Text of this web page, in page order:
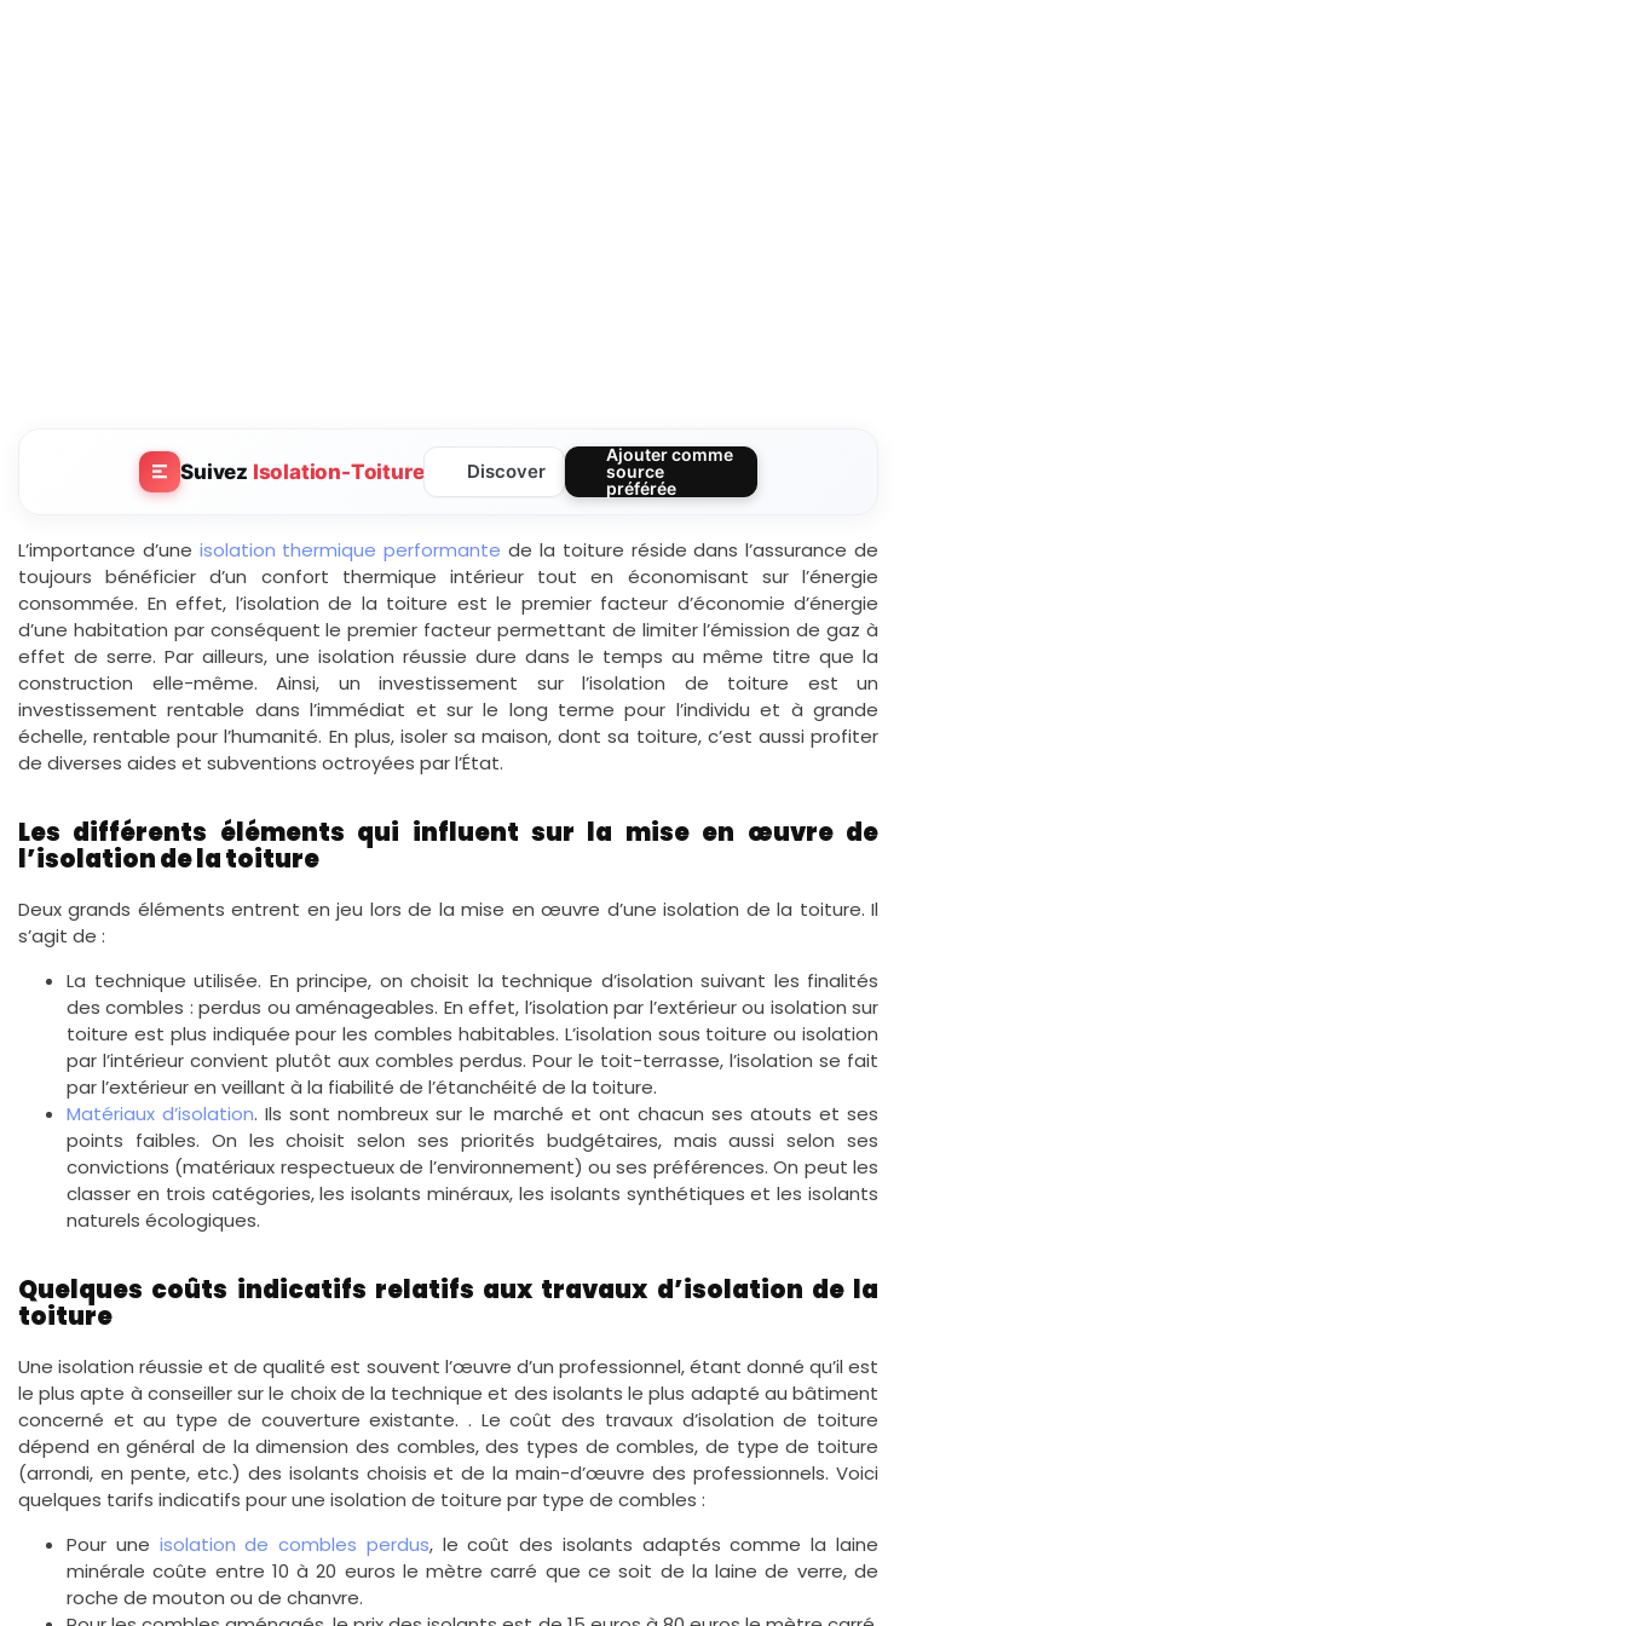
Suivez Isolation-Toiture Discover
Ajouter comme
source
préférée
L’importance d’une isolation thermique performante de la toiture réside dans l’assurance de
toujours bénéficier d’un confort thermique intérieur tout en économisant sur l’énergie
consommée. En effet, l’isolation de la toiture est le premier facteur d’économie d’énergie
d’une habitation par conséquent le premier facteur permettant de limiter l’émission de gaz à
effet de serre. Par ailleurs, une isolation réussie dure dans le temps au même titre que la
construction elle-même. Ainsi, un investissement sur l’isolation de toiture est un
investissement rentable dans l’immédiat et sur le long terme pour l’individu et à grande
échelle, rentable pour l’humanité. En plus, isoler sa maison, dont sa toiture, c’est aussi profiter
de diverses aides et subventions octroyées par l’État.
Les différents éléments qui influent sur la mise en œuvre de
l’isolation de la toiture
Deux grands éléments entrent en jeu lors de la mise en œuvre d’une isolation de la toiture. Il
s’agit de :
La technique utilisée. En principe, on choisit la technique d’isolation suivant les finalités
des combles : perdus ou aménageables. En effet, l’isolation par l’extérieur ou isolation sur
toiture est plus indiquée pour les combles habitables. L’isolation sous toiture ou isolation
par l’intérieur convient plutôt aux combles perdus. Pour le toit-terrasse, l’isolation se fait
par l’extérieur en veillant à la fiabilité de l’étanchéité de la toiture.
Matériaux d’isolation. Ils sont nombreux sur le marché et ont chacun ses atouts et ses
points faibles. On les choisit selon ses priorités budgétaires, mais aussi selon ses
convictions (matériaux respectueux de l’environnement) ou ses préférences. On peut les
classer en trois catégories, les isolants minéraux, les isolants synthétiques et les isolants
naturels écologiques.
Quelques coûts indicatifs relatifs aux travaux d’isolation de la
toiture
Une isolation réussie et de qualité est souvent l’œuvre d’un professionnel, étant donné qu’il est
le plus apte à conseiller sur le choix de la technique et des isolants le plus adapté au bâtiment
concerné et au type de couverture existante. . Le coût des travaux d’isolation de toiture
dépend en général de la dimension des combles, des types de combles, de type de toiture
(arrondi, en pente, etc.) des isolants choisis et de la main-d’œuvre des professionnels. Voici
quelques tarifs indicatifs pour une isolation de toiture par type de combles :
Pour une isolation de combles perdus, le coût des isolants adaptés comme la laine
minérale coûte entre 10 à 20 euros le mètre carré que ce soit de la laine de verre, de
roche de mouton ou de chanvre.